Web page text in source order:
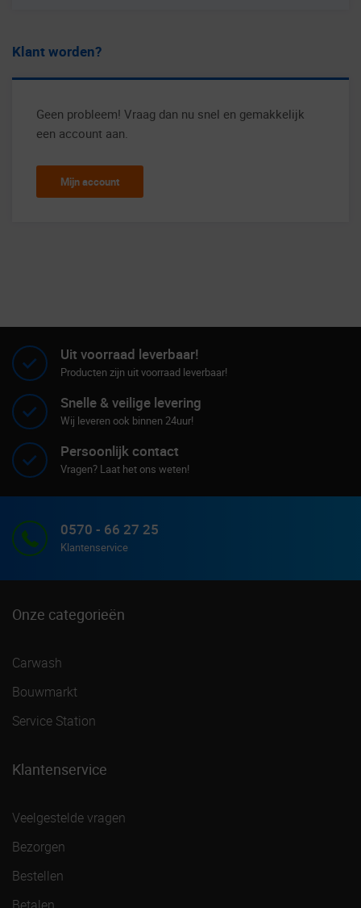
Klant worden?
Geen probleem! Vraag dan nu snel en gemakkelijk
een account aan.
Mijn account
Uit voorraad leverbaar!
Producten zijn uit voorraad leverbaar!
Snelle & veilige levering
Wij leveren ook binnen 24uur!
Persoonlijk contact
Vragen? Laat het ons weten!
0570 - 66 27 25
Klantenservice
Onze categorieën
Carwash
Bouwmarkt
Service Station
Klantenservice
Veelgestelde vragen
Bezorgen
Bestellen